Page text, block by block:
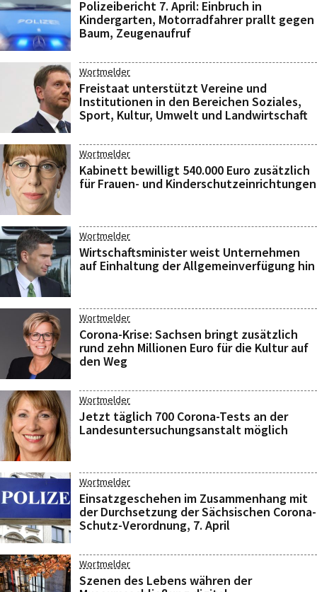
Polizeibericht 7. April: Einbruch in
Kindergarten, Motorradfahrer prallt gegen
Baum, Zeugenaufruf
Wortmelder
Freistaat unterstützt Vereine und
Institutionen in den Bereichen Soziales,
Sport, Kultur, Umwelt und Landwirtschaft
Wortmelder
Kabinett bewilligt 540.000 Euro zusätzlich
für Frauen- und Kinderschutzeinrichtungen
Wortmelder
Wirtschaftsminister weist Unternehmen
auf Einhaltung der Allgemeinverfügung hin
Wortmelder
Corona-Krise: Sachsen bringt zusätzlich
rund zehn Millionen Euro für die Kultur auf
den Weg
Wortmelder
Jetzt täglich 700 Corona-Tests an der
Landesuntersuchungsanstalt möglich
Wortmelder
Einsatzgeschehen im Zusammenhang mit
der Durchsetzung der Sächsischen Corona-
Schutz-Verordnung, 7. April
Wortmelder
Szenen des Lebens währen der